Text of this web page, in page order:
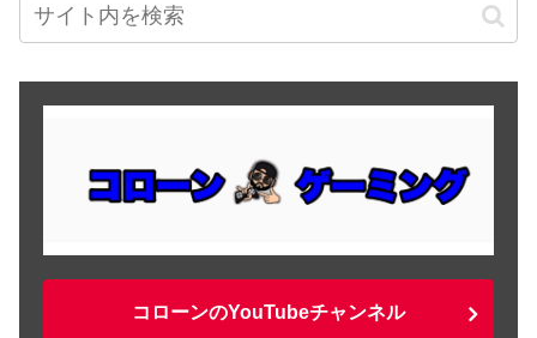
コローンのYouTubeチャンネル